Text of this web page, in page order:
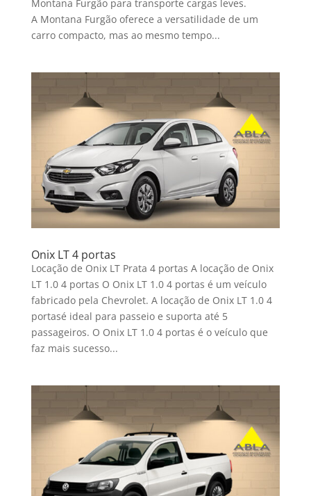
Montana Furgão para transporte cargas leves.
A Montana Furgão oferece a versatilidade de um
carro compacto, mas ao mesmo tempo...
Onix LT 4 portas
Locação de Onix LT Prata 4 portas A locação de Onix
LT 1.0 4 portas O Onix LT 1.0 4 portas é um veículo
fabricado pela Chevrolet. A locação de Onix LT 1.0 4
portasé ideal para passeio e suporta até 5
passageiros. O Onix LT 1.0 4 portas é o veículo que
faz mais sucesso...